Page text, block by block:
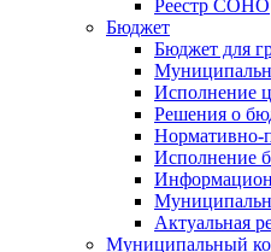
Реестр СОНО
Бюджет
Бюджет для
Исполнение
Решения о
Нормативно-
Исполнение
Актуальная
Муниципальный